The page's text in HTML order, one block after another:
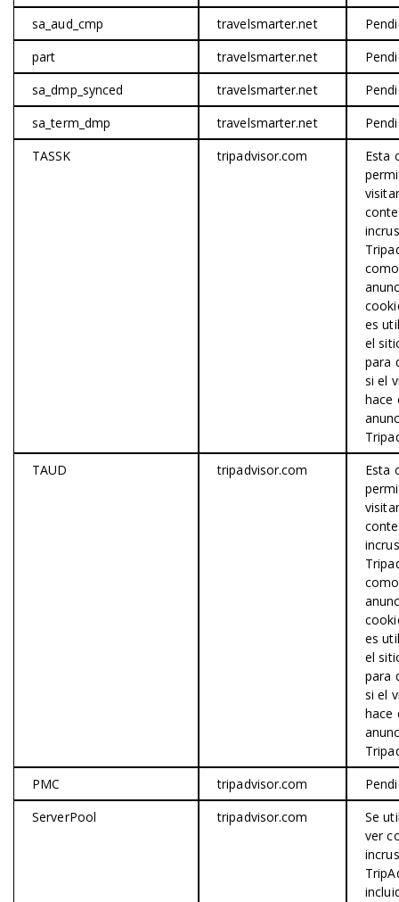
sa_aud_cmp
travelsmarter.net
part
travelsmarter.net
sa_dmp_synced
travelsmarter.net
sa_term_dmp
travelsmarter.net
TASSK
tripadvisor.com
Esta
es
el
para
si el
hace
TAUD
tripadvisor.com
Esta
es
el
para
si el
hace
PMC
tripadvisor.com
ServerPool
tripadvisor.com
Se
ver